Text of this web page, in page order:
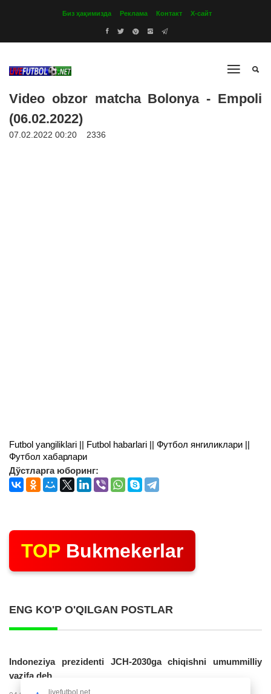
Биз ҳақимизда Реклама Контакт Х-сайт
Video obzor matcha Bolonya - Empoli
(06.02.2022)
07.02.2022 00:20 2336
Futbol yangiliklari || Futbol habarlari || Футбол янгиликлари ||
Футбол хабарлари
Дўстларга юборинг:
TOP Bukmekerlar
ENG KO'P O'QILGAN POSTLAR
Indoneziya prezidenti JCH-2030ga chiqishni umummilliy
vazifa deb...
livefutbol.net